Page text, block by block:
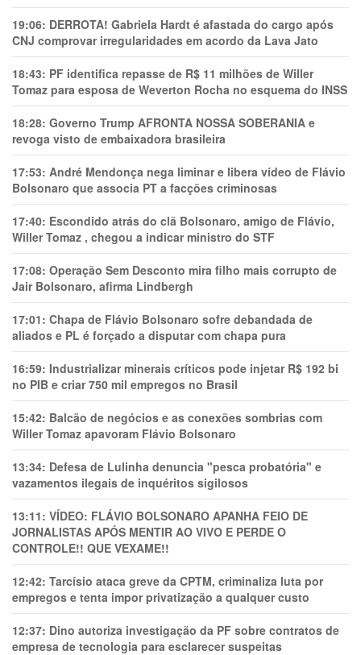
19:06: DERROTA! Gabriela Hardt é afastada do cargo após
CNJ comprovar irregularidades em acordo da Lava Jato
18:43: PF identifica repasse de R$ 11 milhões de Willer
Tomaz para esposa de Weverton Rocha no esquema do INSS
18:28: Governo Trump AFRONTA NOSSA SOBERANIA e
revoga visto de embaixadora brasileira
17:53: André Mendonça nega liminar e libera vídeo de Flávio
Bolsonaro que associa PT a facções criminosas
17:40: Escondido atrás do clã Bolsonaro, amigo de Flávio,
Willer Tomaz , chegou a indicar ministro do STF
17:08: Operação Sem Desconto mira filho mais corrupto de
Jair Bolsonaro, afirma Lindbergh
17:01: Chapa de Flávio Bolsonaro sofre debandada de
aliados e PL é forçado a disputar com chapa pura
16:59: Industrializar minerais críticos pode injetar R$ 192 bi
no PIB e criar 750 mil empregos no Brasil
15:42: Balcão de negócios e as conexões sombrias com
Willer Tomaz apavoram Flávio Bolsonaro
13:34: Defesa de Lulinha denuncia "pesca probatória" e
vazamentos ilegais de inquéritos sigilosos
13:11: VÍDEO: FLÁVIO BOLSONARO APANHA FEIO DE
JORNALISTAS APÓS MENTIR AO VIVO E PERDE O
CONTROLE!! QUE VEXAME!!
12:42: Tarcísio ataca greve da CPTM, criminaliza luta por
empregos e tenta impor privatização a qualquer custo
12:37: Dino autoriza investigação da PF sobre contratos de
empresa de tecnologia para esclarecer suspeitas